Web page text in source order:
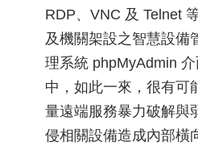
RDP、VNC 及 Telnet
及機關架設之智慧設備
理系統 phpMyAdmin
中，如此一來，很有可
量遠端服務暴力破解與
侵相關設備造成內部橫